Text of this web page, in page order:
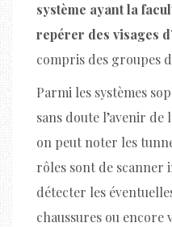
système ayant la
repérer des visages
compris des groupes
Parmi les systèmes
sans doute l’avenir
on peut noter les
rôles sont de scanner
détecter les
chaussures ou